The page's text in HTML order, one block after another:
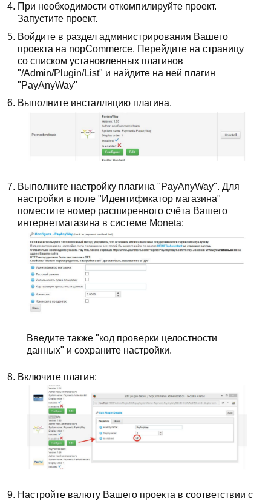
При необходимости откомпилируйте проект.
Запустите проект.
Войдите в раздел администрирования Вашего
проекта на nopCommerce. Перейдите на страницу
со списком установленных плагинов
"/Admin/Plugin/List" и найдите на ней плагин
"PayAnyWay"​
Выполните инсталляцию плагина.
Выполните настройку плагина ​"PayAnyWay". Для
настройки в поле "Идентификатор магазина"
поместите номер расширенного счёта Вашего
интернет­магазина в системе Moneta:
Введите также "код проверки целостности
данных" и сохраните настройки.
Включите плагин:
Настройте валюту Вашего проекта в соответствии с